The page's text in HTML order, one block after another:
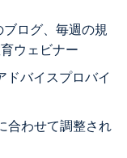
ログ、毎週の規
ウェビナー
ドバイスプロバイ
合わせて調整され